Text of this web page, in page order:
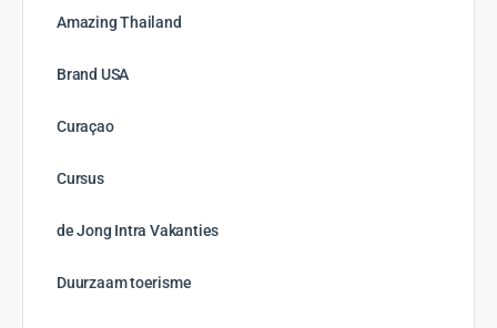
Amazing Thailand
Brand USA
Curaçao
Cursus
de Jong Intra Vakanties
Duurzaam toerisme